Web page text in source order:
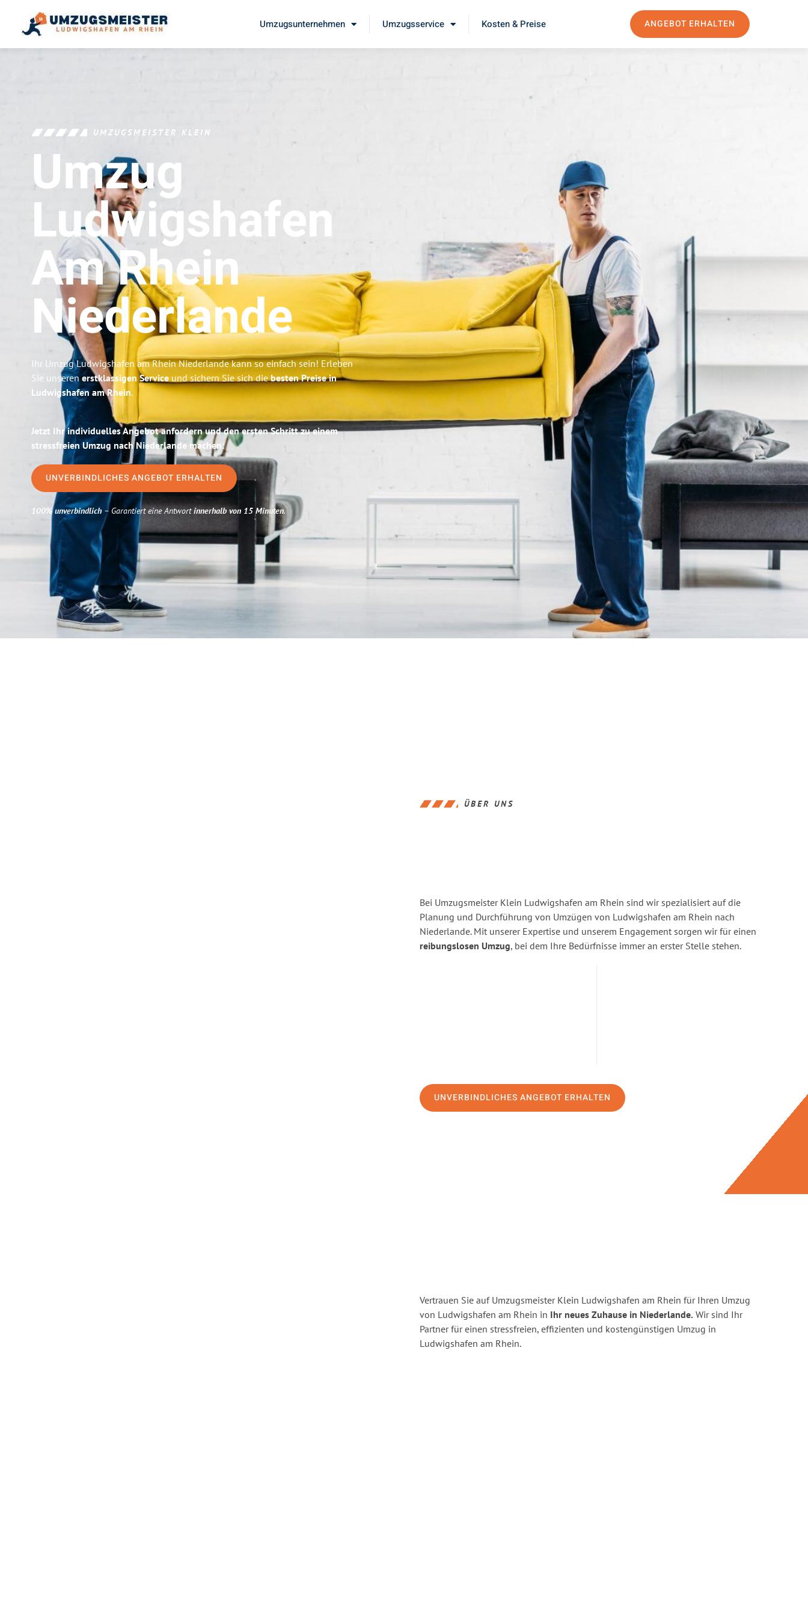
Umzugsunternehmen Umzugsservice Kosten & Preise ANGEBOT ERHALTEN
UMZUGSMEISTER KLEIN
Umzug
Ludwigshafen
Am Rhein
Niederlande
Ihr Umzug Ludwigshafen am Rhein Niederlande kann so einfach sein! Erleben
Sie unserenerstklassigen Serviceund sichern Sie sich diebesten Preise in
Ludwigshafen am Rhein.
Jetzt Ihr individuelles Angebot anfordern und den ersten Schritt zu einem
stressfreien Umzug nach Niederlande machen:
UNVERBINDLICHES ANGEBOT ERHALTEN
100% unverbindlich– Garantiert eine Antwortinnerhalb von 15 Minuten.
ÜBER UNS
Bei Umzugsmeister Klein Ludwigshafen am Rhein sind wir spezialisiert auf die
Planung und Durchführung von Umzügen von Ludwigshafen am Rhein nach
Niederlande. Mit unserer Expertise und unserem Engagement sorgen wir für einen
reibungslosen Umzug, bei dem Ihre Bedürfnisse immer an erster Stelle stehen.
UNVERBINDLICHES ANGEBOT ERHALTEN
Vertrauen Sie auf Umzugsmeister Klein Ludwigshafen am Rhein für Ihren Umzug
von Ludwigshafen am Rhein in Ihr neues Zuhause in Niederlande. Wir sind Ihr
Partner für einen stressfreien, effizienten und kostengünstigen Umzug in
Ludwigshafen am Rhein.